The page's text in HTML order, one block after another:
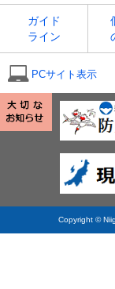
ガイド
ライン
PCサイト表示
Copyright ©